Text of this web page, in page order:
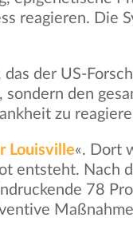
reagieren. Die
das der US-
den
zu
Louisville«. Dort
entsteht. Nach
78